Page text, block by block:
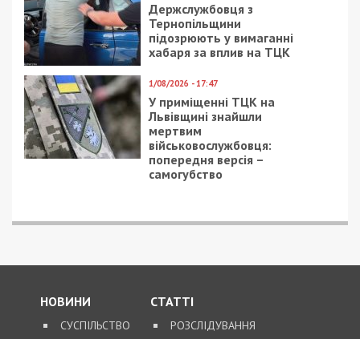
Держслужбовця з
Тернопільщини
підозрюють у вимаганні
хабаря за вплив на ТЦК
1/08/2026 - 17:47
У приміщенні ТЦК на
Львівщині знайшли
мертвим
військовослужбовця:
попередня версія –
самогубство
НОВИНИ
СУСПІЛЬСТВО
СТАТТІ
РОЗСЛІДУВАННЯ